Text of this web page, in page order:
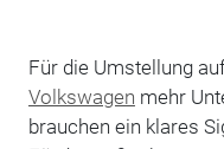
Für die Umstellung
Volkswagen mehr
brauchen ein klares